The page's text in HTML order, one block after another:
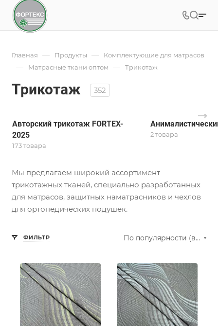
Главная — Продукты — Комплектующие для матрасов
— Матрасные ткани оптом — Трикотаж
Трикотаж 352
Авторский трикотаж FORTEX-
2025
173 товара
2 товара
Мы предлагаем широкий ассортимент
трикотажных тканей, специально разработанных
для матрасов, защитных наматрасников и чехлов
для ортопедических подушек.
ФИЛЬТР По популярности (возрастание)